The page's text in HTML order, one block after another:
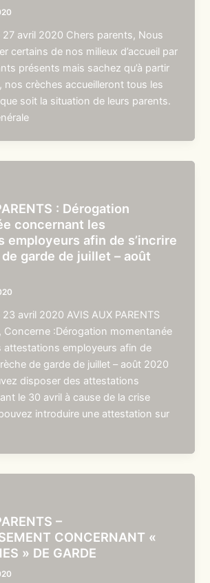
27 avril 2020 Chers parents, Nous
certains de nos milieux d’accueil par
présents mais sachez qu’à partir
nos crèches accueilleront tous les
soit la situation de leurs parents.
: Dérogation
concernant les
employeurs afin de s’incrire
garde de juillet – août
avril 2020 AVIS AUX PARENTS
Concerne :Dérogation momentanée
attestations employeurs afin de
de garde de juillet – août 2020
disposer des attestations
le 30 avril à cause de la crise
introduire une attestation sur
–
CONCERNANT «
» DE GARDE